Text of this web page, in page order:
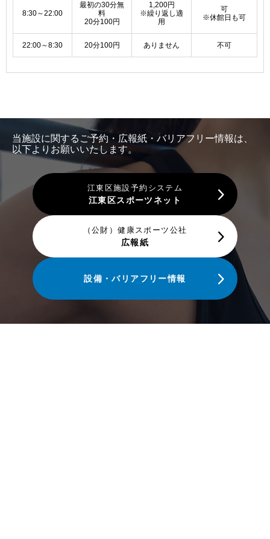
8:30～22:00
最初の30分無
料
20分100円
1,200円
※繰り返し適
用
可
※休館日も可
22:00～8:30 20分100円 ありません 不可
当施設に関するご予約・広報紙・バリアフリー情報は、
以下よりお願いいたします。
江東区施設予約システム
江東区スポーツネット
（公財）健康スポーツ公社
広報紙
設備・バリアフリー情報